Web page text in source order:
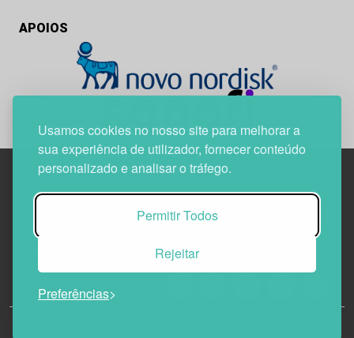
Usamos cookies no nosso site para melhorar a
sua experiência de utilizador, fornecer conteúdo
personalizado e analisar o tráfego.
Permitir Todos
Rejeitar
Preferências
APOIOS
Edif. Lisboa Oriente | Av. Infante D. Henrique, n.º 333H, esc.
1800-282 Lisboa | Portugal